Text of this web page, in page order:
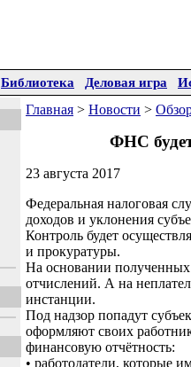
Библиотека Деловая игра
Главная > Новости >
ФНС
23 августа 2017
Федеральная налоговая
доходов и уклонения
Контроль будет
и прокуратуры.
На основании
отчислений. А на
инстанции.
Под надзор попадут
оформляют своих
финансовую отчётность:
• работодатели, которые